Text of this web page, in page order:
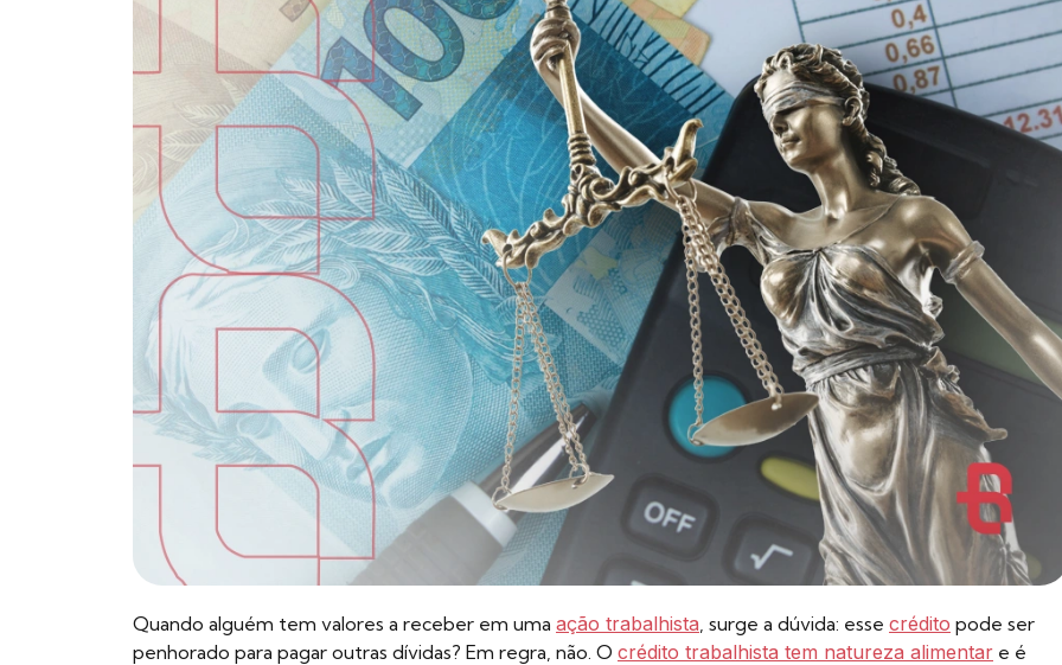
Quando alguém tem valores a receber em uma ação trabalhista , surge a dúvida: esse crédito pode ser
penhorado para pagar outras dívidas? Em regra, não. O crédito trabalhista tem natureza alimentar e é